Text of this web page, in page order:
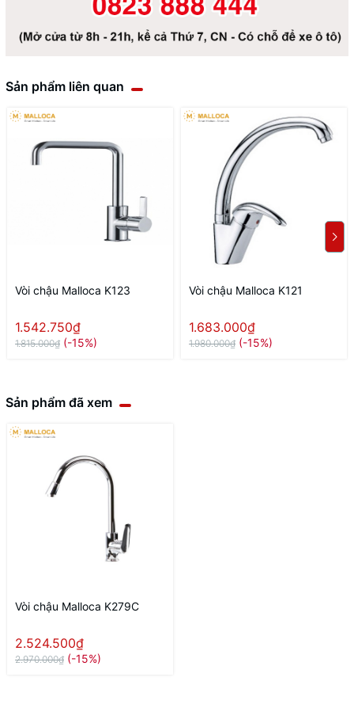
Sản phẩm liên quan
Vòi chậu Malloca K123
1.542.750₫
1.815.000₫ (-15%)
Vòi chậu Malloca K121
1.683.000₫
1.980.000₫ (-15%)
Sản phẩm đã xem
Vòi chậu Malloca K279C
2.524.500₫
2.970.000₫ (-15%)